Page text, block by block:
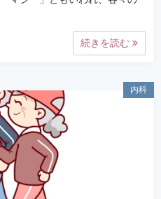
続きを読む
内科